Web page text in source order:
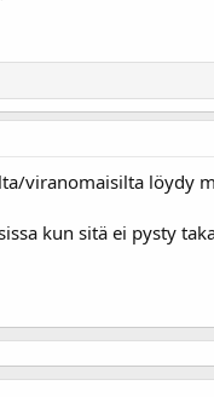
viranomaisilta löydy
kun sitä ei pysty